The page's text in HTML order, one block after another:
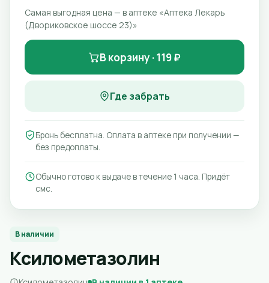
В наличии
Ксилометазолин
Самая выгодная цена — в аптеке «Аптека Лекарь
(Двориковское шоссе 23)»
В корзину · 119 ₽
Где забрать
Бронь бесплатна. Оплата в аптеке при получении —
без предоплаты.
Обычно готово к выдаче в течение 1 часа. Придёт
смс.